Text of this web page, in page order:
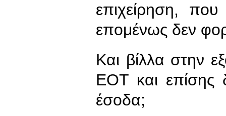
επιχείρηση,
επομένως δεν
Και βίλλα στην
ΕΟΤ και επίσης
έσοδα;